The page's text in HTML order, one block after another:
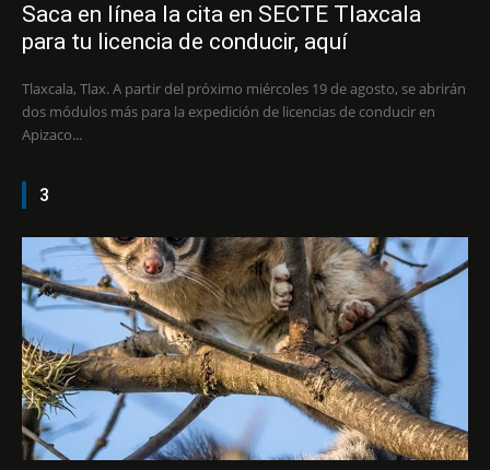
Saca en línea la cita en SECTE Tlaxcala
para tu licencia de conducir, aquí
Tlaxcala, Tlax. A partir del próximo miércoles 19 de agosto, se abrirán
dos módulos más para la expedición de licencias de conducir en
Apizaco...
3